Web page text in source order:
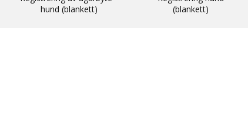
hund (blankett)
(blankett)